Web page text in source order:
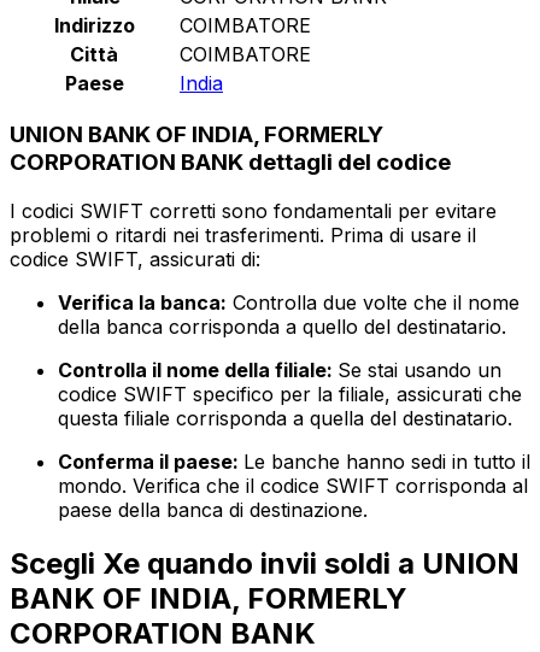
Indirizzo
COIMBATORE
Città
COIMBATORE
Paese
India
UNION BANK OF INDIA, FORMERLY
CORPORATION BANK dettagli del codice
I codici SWIFT corretti sono fondamentali per evitare
problemi o ritardi nei trasferimenti. Prima di usare il
codice SWIFT, assicurati di:
Verifica la banca: Controlla due volte che il nome
della banca corrisponda a quello del destinatario.
Controlla il nome della filiale: Se stai usando un
codice SWIFT specifico per la filiale, assicurati che
questa filiale corrisponda a quella del destinatario.
Conferma il paese: Le banche hanno sedi in tutto il
mondo. Verifica che il codice SWIFT corrisponda al
paese della banca di destinazione.
Scegli Xe quando invii soldi a UNION
BANK OF INDIA, FORMERLY
CORPORATION BANK